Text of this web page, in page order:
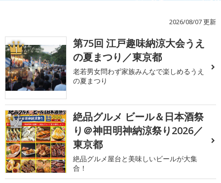
2026/08/07 更新
1
第75回 江戸趣味納涼大会うえ
の夏まつり／東京都
老若男女問わず家族みんなで楽しめるうえ
の夏まつり
2
絶品グルメ ビール＆日本酒祭
り＠神田明神納涼祭り2026／
東京都
絶品グルメ屋台と美味しいビールが大集
合！